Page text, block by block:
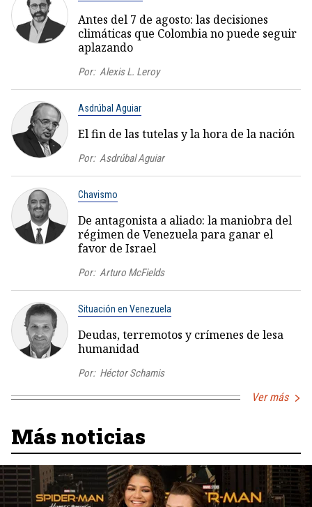
Antes del 7 de agosto: las decisiones
climáticas que Colombia no puede seguir
aplazando
Por: Alexis L. Leroy
Asdrúbal Aguiar
El fin de las tutelas y la hora de la nación
Por: Asdrúbal Aguiar
Chavismo
De antagonista a aliado: la maniobra del
régimen de Venezuela para ganar el
favor de Israel
Por: Arturo McFields
Situación en Venezuela
Deudas, terremotos y crímenes de lesa
humanidad
Por: Héctor Schamis
Ver más
Más noticias